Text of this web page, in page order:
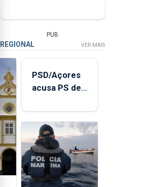
PUB
REGIONAL VER MAIS
PSD/Açores
acusa PS de
contraditória"
sobre
evolução
turística